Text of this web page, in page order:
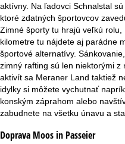
aktívny. Na ľadovci Schnalstal
ktoré zdatných športovcov
Zimné športy tu hrajú veľkú
kilometre tu nájdete aj parádne
športové alternatívy.
zimný rafting sú len niektorými z
aktivít sa Meraner Land taktiež
idylky si môžete vychutnať
konským záprahom alebo
zabudnete na všetku únavu a
Doprava Moos in Passeier